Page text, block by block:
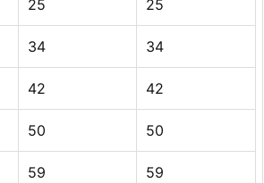
25 25
34 34
42 42
50 50
59 59